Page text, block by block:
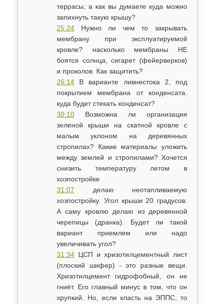
террасы, а как вы думаете куда можно
запихнуть такую крышу?
25:24 Нужно ли чем то закрывать
мембрану при эксплуатируемой
кровле? насколько мембраны НЕ
боятся солнца, сигарет (фейерверков)
и проколов. Как защитить?
26:14 В варианте ливнестока 2, под
покрытием мембрана от конденсата.
куда будет стекать конденсат?
30:10 Возможна ли организация
зеленой крыши на скатной кровле с
малым уклоном на деревянных
стропилах? Какие материалы уложить
между землей и стропилами? Хочется
снизить температуру летом в
хозпостройке
31:07 делаю неотапливаемую
хозпостройку. Угол крыши 20 градусов.
А саму кровлю делаю из деревянной
черепицы (дранка). Будет ли такой
вариант приемлем или надо
увеличивать угол?
31:34 ЦСП и хризотилцементный лист
(плоский шифер) - это разные вещи.
Хризотилцемент гидрофобный, он не
гниёт. Его главный минус в том, что он
хрупкий. Но, если класть на ЭППС, то